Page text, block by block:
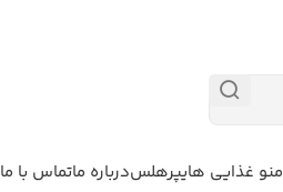
منو غذایی هایپرهلسدرباره ماتماس با ما